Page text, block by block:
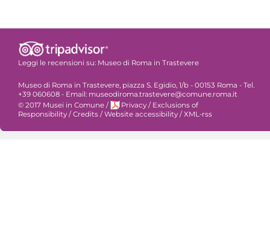
Leggi le recensioni su: Museo di Roma in Trastevere
Museo di Roma in Trastevere, piazza S. Egidio, 1/b - 00153 Roma - Tel.
+39 060608 - Email: museodiroma.trastevere@comune.roma.it
© 2017 Musei in Comune / Privacy / Exclusions of
Responsibility /Credits /Website accessibility /XML-rss